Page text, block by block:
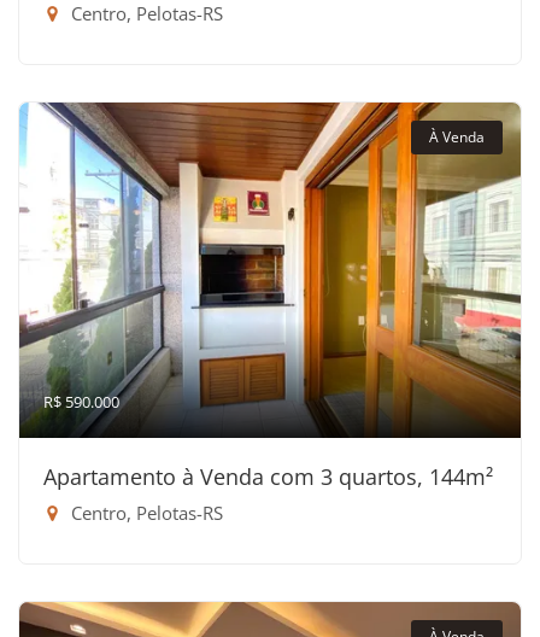
Centro, Pelotas-RS
À Venda
R$ 590.000
Apartamento à Venda com 3 quartos, 144m²
Centro, Pelotas-RS